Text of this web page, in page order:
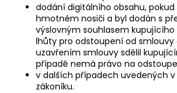
dodání digitálního obsahu,
hmotném nosiči a byl dodán s
výslovným souhlasem
lhůty pro odstoupení od
uzavřením smlouvy sdělil
případě nemá právo na
v dalších případech uvedených v
zákoníku.